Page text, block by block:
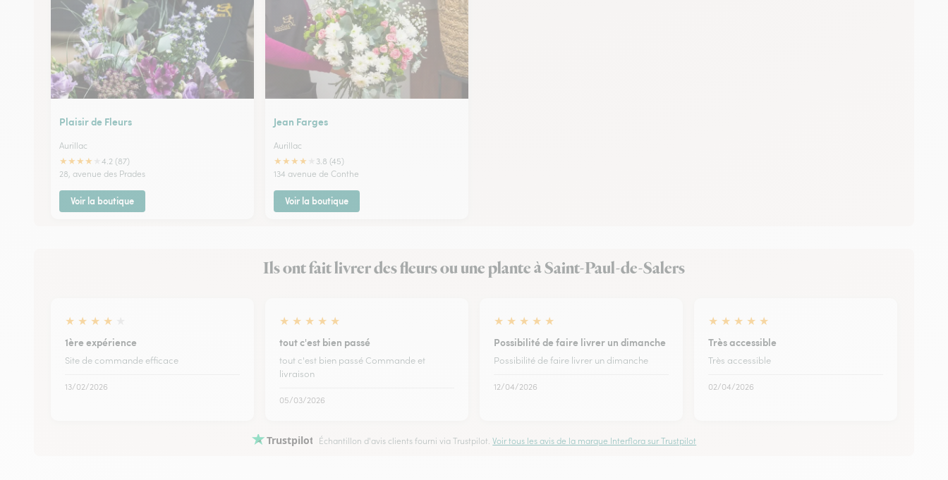
Plaisir de Fleurs
Aurillac
★★★★
4.2 (87)
28, avenue des Prades
Voir la boutique
Jean Farges
Aurillac
★★★★
3.8 (45)
134 avenue de Conthe
Voir la boutique
Ils ont fait livrer des fleurs ou une plante à Saint-Paul-de-Salers
★ ★ ★ ★
1ère expérience
Site de commande efficace
13/02/2026
★ ★ ★ ★ ★
tout c'est bien passé
tout c'est bien passé Commande et
livraison
05/03/2026
★ ★ ★ ★ ★
Possibilité de faire livrer un dimanche
Possibilité de faire livrer un dimanche
12/04/2026
★ ★ ★ ★ ★
Très accessible
Très accessible
02/04/2026
Trustpilot Échantillon d'avis clients fourni via Trustpilot.Voir tous les avis de la marque Interflora sur Trustpilot